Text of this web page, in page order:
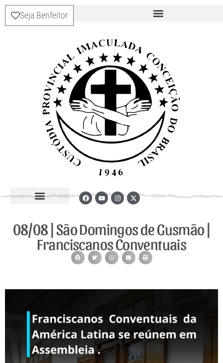
Seja Benfeitor
08/08 | São Domingos de Gusmão |
Franciscanos Conventuais